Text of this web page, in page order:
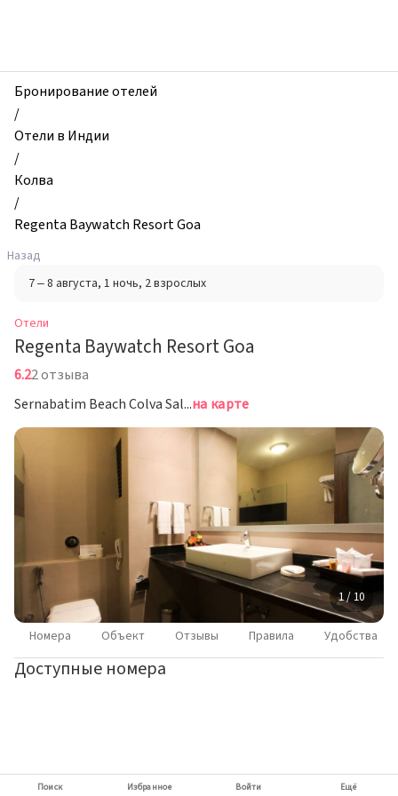
Regenta
Baywatch
Resort
Goa,
Колва,
Индия
Бронирование отелей
/
Отели в Индии
/
Колва
/
Regenta Baywatch Resort Goa
Назад
7 – 8 августа, 1 ночь, 2 взрослых
Отели
Regenta Baywatch Resort Goa
6.22 отзыва
Sernabatim Beach Colva Salcette, Южный Гоана карте
1 / 10
Номера Объект Отзывы Правила Удобства
Доступные номера
Поиск Избранное Войти Ещё